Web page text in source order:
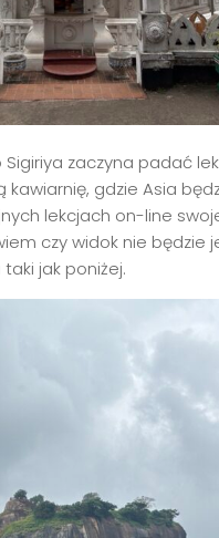
zaczyna padać
kawiarnię, gdzie Asia
lekcjach on-line
czy widok nie będzie
jak poniżej.